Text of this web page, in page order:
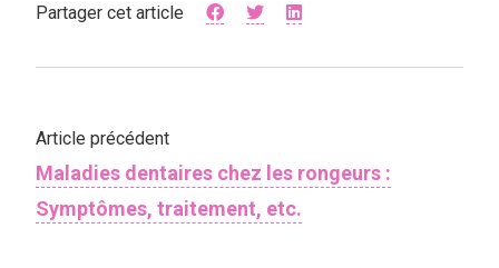
Partager cet article
Article précédent
Maladies dentaires chez les rongeurs :
Symptômes, traitement, etc.